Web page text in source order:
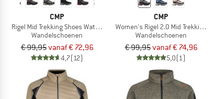
CMP
Rigel Mid Trekking Shoes Waterproof
Wandelschoenen
€ 99,95vanaf € 72,96
4,7(12)
CMP
Women's Rigel 2.0 Mid Trekking
Wandelschoenen
€ 99,95vanaf € 74,96
5,0(1)